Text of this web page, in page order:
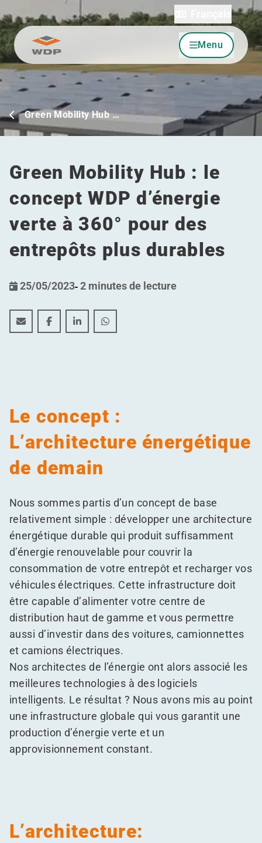
Allez au contenu Menu
Green Mobility Hub …
Green Mobility Hub : le
concept WDP d’énergie
verte à 360° pour des
entrepôts plus durables
25/05/2023-2 minutes de lecture
Green Mobility Hub : le concept WDP d’énergie verte
Green Mobility Hub : le concept WDP
Green Mobility Hub : le concept WDP
Green Mobility Hub : le concept
Le concept :
L’architecture énergétique
de demain
Nous sommes partis d’un concept de base
relativement simple : développer une architecture
énergétique durable qui produit suffisamment
d’énergie renouvelable pour couvrir la
consommation de votre entrepôt et recharger vos
véhicules électriques. Cette infrastructure doit
être capable d’alimenter votre centre de
distribution haut de gamme et vous permettre
aussi d’investir dans des voitures, camionnettes
et camions électriques.
Nos architectes de l’énergie ont alors associé les
meilleures technologies à des logiciels
intelligents. Le résultat ? Nous avons mis au point
une infrastructure globale qui vous garantit une
production d’énergie verte et un
approvisionnement constant.
L’architecture: